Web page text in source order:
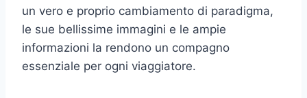
un vero e proprio cambiamento di paradigma,
le sue bellissime immagini e le ampie
informazioni la rendono un compagno
essenziale per ogni viaggiatore.